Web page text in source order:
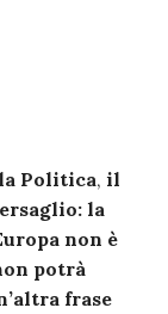
Politica, il
la
non è
potrà
frase